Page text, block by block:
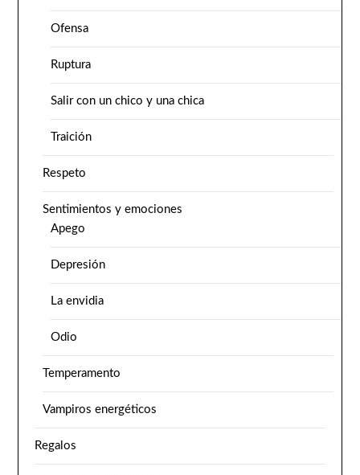
Ofensa
Ruptura
Salir con un chico y una chica
Traición
Respeto
Sentimientos y emociones
Apego
Depresión
La envidia
Odio
Temperamento
Vampiros energéticos
Regalos